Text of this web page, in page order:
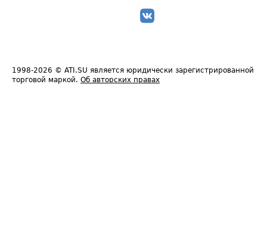
1998-2026 © ATI.SU является юридически зарегистрированной
торговой маркой. Об авторских правах